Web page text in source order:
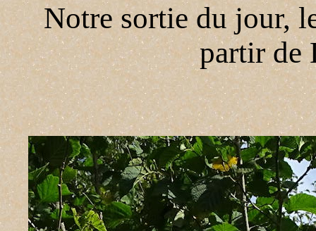
Notre sortie du jour,
partir de